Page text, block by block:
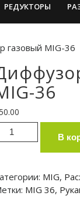
РЕДУКТОРЫ
газовый MIG-36
36
36
В
MIG,
MIG 36,